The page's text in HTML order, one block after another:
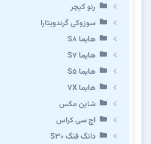
رنو کپچر
سوزوکی گرندویتارا
هایما S8
هایما S7
هایما S5
هایما 7X
شاین مکس
اچ سی کراس
دانگ فنگ S30